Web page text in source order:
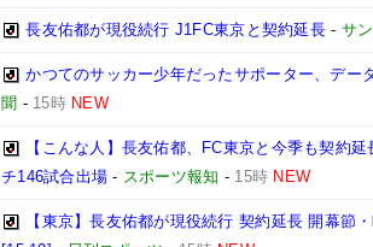
長友佑都が現役続行 J1FC東京と契約延長- サ
かつてのサッカー少年だったサポーター、デー
聞 - 15時 NEW
【こんな人】長友佑都、FC東京と今季も契約
チ146試合出場 - スポーツ報知 - 15時 NEW
【東京】長友佑都が現役続行 契約延長 開幕節